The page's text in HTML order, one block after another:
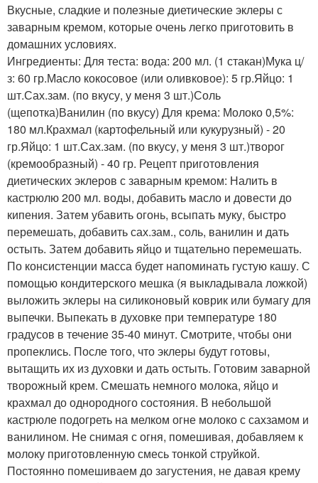
Вкусные, сладкие и полезные диетические эклеры с
заварным кремом, которые очень легко приготовить в
домашних условиях.
Ингредиенты: Для теста: вода: 200 мл. (1 стакан)Мука ц/
з: 60 гр.Масло кокосовое (или оливковое): 5 гр.Яйцо: 1
шт.Сах.зам. (по вкусу, у меня 3 шт.)Соль
(щепотка)Ванилин (по вкусу) Для крема: Молоко 0,5%:
180 мл.Крахмал (картофельный или кукурузный) - 20
гр.Яйцо: 1 шт.Сах.зам. (по вкусу, у меня 3 шт.)творог
(кремообразный) - 40 гр. Рецепт приготовления
диетических эклеров с заварным кремом: Налить в
кастрюлю 200 мл. воды, добавить масло и довести до
кипения. Затем убавить огонь, всыпать муку, быстро
перемешать, добавить сах.зам., соль, ванилин и дать
остыть. Затем добавить яйцо и тщательно перемешать.
По консистенции масса будет напоминать густую кашу. С
помощью кондитерского мешка (я выкладывала ложкой)
выложить эклеры на силиконовый коврик или бумагу для
выпечки. Выпекать в духовке при температуре 180
градусов в течение 35-40 минут. Смотрите, чтобы они
пропеклись. После того, что эклеры будут готовы,
вытащить их из духовки и дать остыть. Готовим заварной
творожный крем. Смешать немного молока, яйцо и
крахмал до однородного состояния. В небольшой
кастрюле подогреть на мелком огне молоко с сахзамом и
ванилином. Не снимая с огня, помешивая, добавляем к
молоку приготовленную смесь тонкой струйкой.
Постоянно помешиваем до загустения, не давая крему